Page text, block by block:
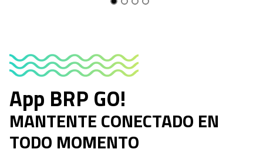
App BRP GO!
MANTENTE CONECTADO EN
TODO MOMENTO